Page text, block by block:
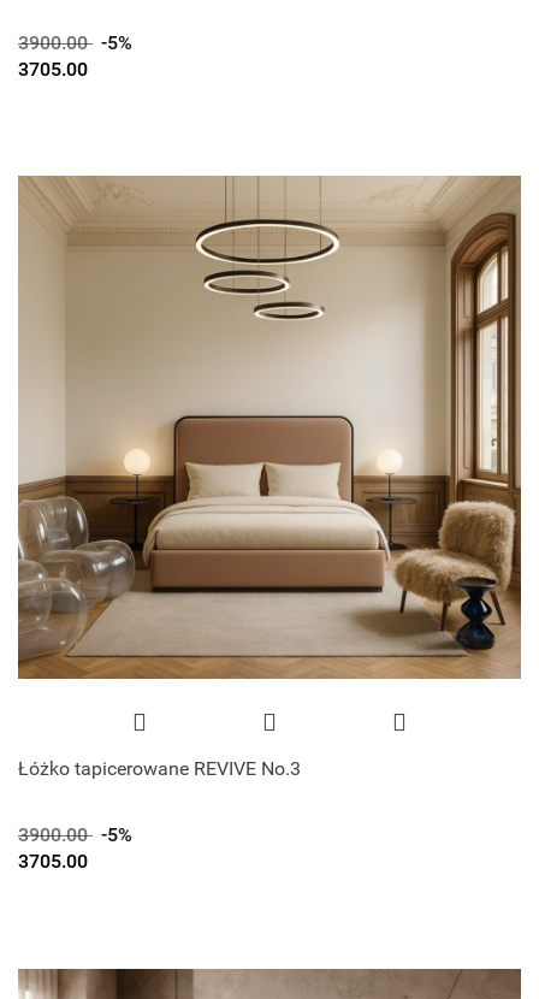
3900.00 -5%
3705.00
Łóżko tapicerowane REVIVE No.3
3900.00 -5%
3705.00